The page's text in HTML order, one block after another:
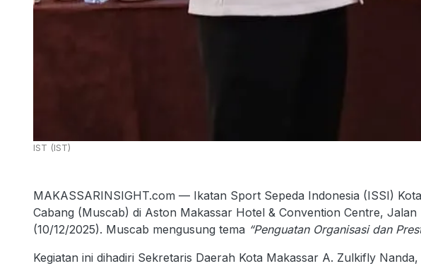
IST (IST)
MAKASSARINSIGHT.com — Ikatan Sport Sepeda Indonesia (ISSI)
Cabang (Muscab) di Aston Makassar Hotel & Convention Centre, Jalan
(10/12/2025). Muscab mengusung tema “Penguatan Organisasi dan
Kegiatan ini dihadiri Sekretaris Daerah Kota Makassar A. Zulkifly